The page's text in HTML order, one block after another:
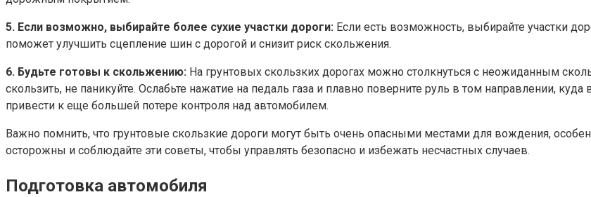
5. Если возможно, выбирайте более сухие участки дороги: Если есть возможность, выбирайте участки
поможет улучшить сцепление шин с дорогой и снизит риск скольжения.
6. Будьте готовы к скольжению: На грунтовых скользких дорогах можно столкнуться с неожиданным
скользить, не паникуйте. Ослабьте нажатие на педаль газа и плавно поверните руль в том направлении,
привести к еще большей потере контроля над автомобилем.
Важно помнить, что грунтовые скользкие дороги могут быть очень опасными местами для вождения,
осторожны и соблюдайте эти советы, чтобы управлять безопасно и избежать несчастных случаев.
Подготовка автомобиля